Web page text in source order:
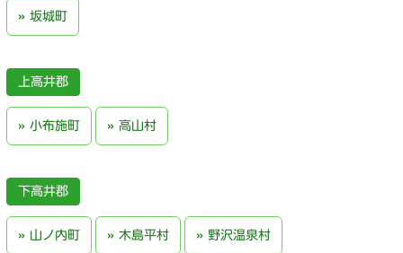
坂城町
上高井郡
小布施町 高山村
下高井郡
山ノ内町 木島平村 野沢温泉村